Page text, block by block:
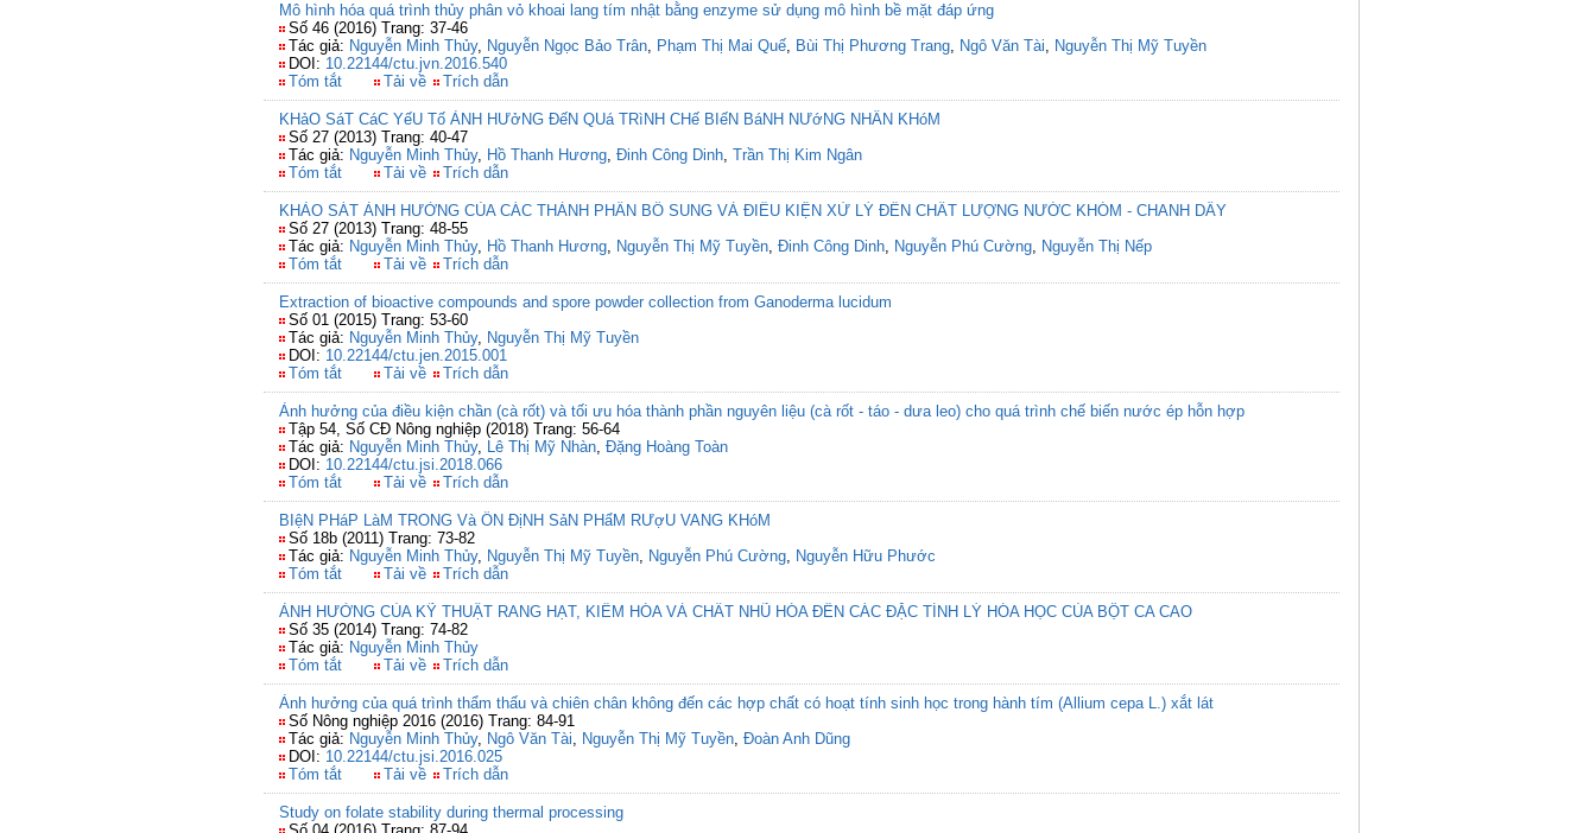
Mô hình hóa quá trình thủy phân vỏ khoai lang tím nhật bằng enzyme sử dụng mô hình bề mặt đáp ứng
Số 46 (2016) Trang: 37-46
Tác giả: Nguyễn Minh Thủy, Nguyễn Ngọc Bảo Trân, Phạm Thị Mai Quế, Bùi Thị Phương Trang, Ngô Văn Tài, Nguyễn Thị Mỹ Tuyền
DOI: 10.22144/ctu.jvn.2016.540
Tóm tắt
Tải về Trích dẫn
KHảO SáT CáC YếU Tố ẢNH HƯởNG ĐếN QUá TRìNH CHế BIếN BáNH NƯớNG NHÂN KHóM
Số 27 (2013) Trang: 40-47
Tác giả: Nguyễn Minh Thủy, Hồ Thanh Hương, Đinh Công Dinh, Trần Thị Kim Ngân
Tóm tắt
Tải về Trích dẫn
KHẢO SÁT ẢNH HƯỞNG CỦA CÁC THÀNH PHẦN BỔ SUNG VÀ ĐIỀU KIỆN XỬ LÝ ĐẾN CHẤT LƯỢNG NƯỚC KHÓM - CHANH DÂY
Số 27 (2013) Trang: 48-55
Tác giả: Nguyễn Minh Thủy, Hồ Thanh Hương, Nguyễn Thị Mỹ Tuyền, Đinh Công Dinh, Nguyễn Phú Cường, Nguyễn Thị Nếp
Tóm tắt
Tải về Trích dẫn
Extraction of bioactive compounds and spore powder collection from Ganoderma lucidum
Số 01 (2015) Trang: 53-60
Tác giả: Nguyễn Minh Thủy, Nguyễn Thị Mỹ Tuyền
DOI: 10.22144/ctu.jen.2015.001
Tóm tắt
Tải về Trích dẫn
Ảnh hưởng của điều kiện chần (cà rốt) và tối ưu hóa thành phần nguyên liệu (cà rốt - táo - dưa leo) cho quá trình chế biến nước ép hỗn hợp
Tập 54, Số CĐ Nông nghiệp (2018) Trang: 56-64
Tác giả: Nguyễn Minh Thủy, Lê Thị Mỹ Nhàn, Đặng Hoàng Toàn
DOI: 10.22144/ctu.jsi.2018.066
Tóm tắt
Tải về Trích dẫn
BIệN PHáP LàM TRONG Và ỔN ĐịNH SảN PHẩM RƯợU VANG KHóM
Số 18b (2011) Trang: 73-82
Tác giả: Nguyễn Minh Thủy, Nguyễn Thị Mỹ Tuyền, Nguyễn Phú Cường, Nguyễn Hữu Phước
Tóm tắt
Tải về Trích dẫn
ẢNH HƯỞNG CỦA KỸ THUẬT RANG HẠT, KIỀM HÓA VÀ CHẤT NHŨ HÓA ĐẾN CÁC ĐẶC TÍNH LÝ HÓA HỌC CỦA BỘT CA CAO
Số 35 (2014) Trang: 74-82
Tác giả: Nguyễn Minh Thủy
Tóm tắt
Tải về Trích dẫn
Ảnh hưởng của quá trình thẩm thấu và chiên chân không đến các hợp chất có hoạt tính sinh học trong hành tím (Allium cepa L.) xắt lát
Số Nông nghiệp 2016 (2016) Trang: 84-91
Tác giả: Nguyễn Minh Thủy, Ngô Văn Tài, Nguyễn Thị Mỹ Tuyền, Đoàn Anh Dũng
DOI: 10.22144/ctu.jsi.2016.025
Tóm tắt
Tải về Trích dẫn
Study on folate stability during thermal processing